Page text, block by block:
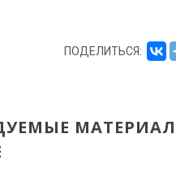
ПОДЕЛИТЬСЯ: